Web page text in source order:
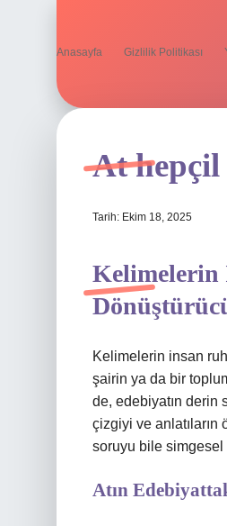
Anasayfa Gizlilik Politikası
At hepçil
Tarih: Ekim 18, 2025
Kelimelerin
Kelimelerin insan
şairin ya da bir
de, edebiyatın derin
çizgiyi ve
soruyu bile
Atın